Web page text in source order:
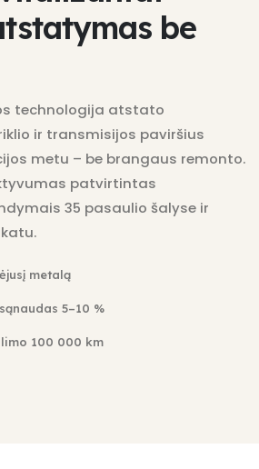
be
technologija atstato
ir transmisijos paviršius
metu – be brangaus remonto.
patvirtintas
35 pasaulio šalyse ir
metalą
5–10 %
100 000 km